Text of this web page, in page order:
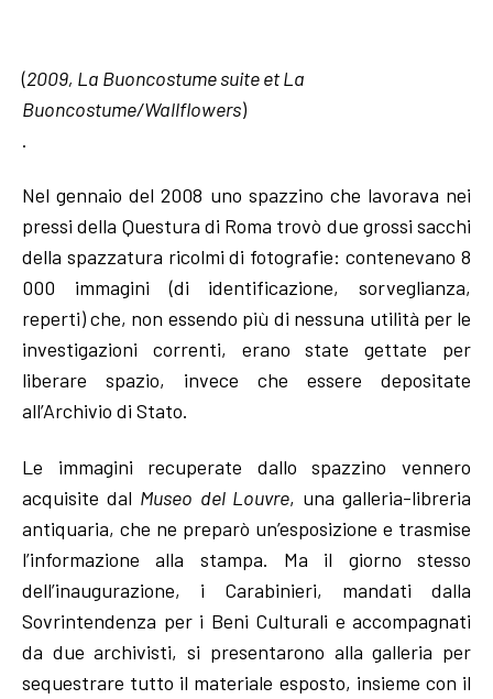
(2009, La Buoncostume suite et La
Buoncostume/Wallflowers)
.
Nel gennaio del 2008 uno spazzino che lavorava nei
pressi della Questura di Roma trovò due grossi sacchi
della spazzatura ricolmi di fotografie: contenevano 8
000 immagini (di identificazione, sorveglianza,
reperti) che, non essendo più di nessuna utilità per le
investigazioni correnti, erano state gettate per
liberare spazio, invece che essere depositate
all’Archivio di Stato.
Le immagini recuperate dallo spazzino vennero
acquisite dal Museo del Louvre, una galleria-libreria
antiquaria, che ne preparò un’esposizione e trasmise
l’informazione alla stampa. Ma il giorno stesso
dell’inaugurazione, i Carabinieri, mandati dalla
Sovrintendenza per i Beni Culturali e accompagnati
da due archivisti, si presentarono alla galleria per
sequestrare tutto il materiale esposto, insieme con il